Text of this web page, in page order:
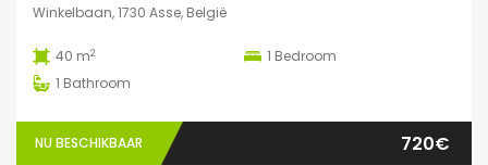
Winkelbaan, 1730 Asse, België
40 m2 1 Bedroom
1 Bathroom
NU BESCHIKBAAR 720€